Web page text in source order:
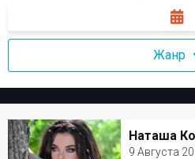
Жанр
Наташа
9 Августа
Наташа